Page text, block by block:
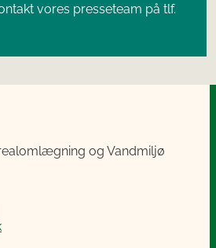
vores presseteam på tlf.
og Vandmiljø